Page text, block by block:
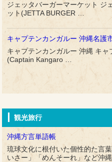
ジェッタバーガーマーケット ジ
ット(JETTA BURGER …
キャプテンカンガルー 沖縄名護
キャプテンカンガルー 沖縄 キャ
(Captain Kangaro …
観光旅行
沖縄方言単語帳
琉球文化に根付いた個性的た言
いさー」「めんそーれ」など沖